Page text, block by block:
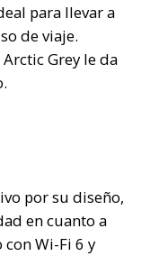
para llevar a
de viaje.
Grey le da
por su diseño,
en cuanto a
Wi-Fi 6 y